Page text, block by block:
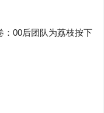
：00后团队为荔枝按下